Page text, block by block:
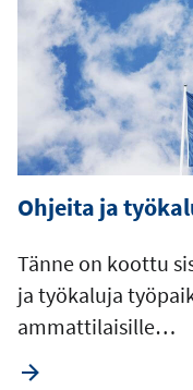
Ohjeita ja
Tänne on koottu
ja työkaluja
ammattilaisille…